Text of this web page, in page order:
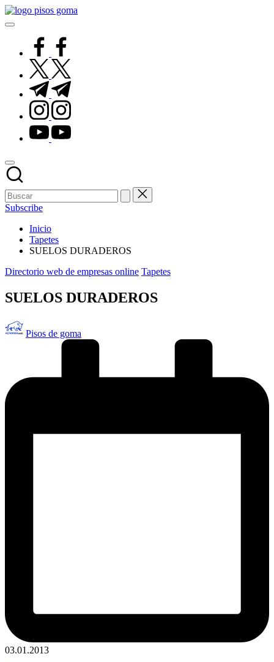
Saltar
al
facebook.com
twitter.com
t.me
instagram.com
youtube.com
Subscribe
Inicio
Tapetes
SUELOS DURADEROS
Publicado
Directorio web de empresas online Tapetes
SUELOS DURADEROS
Publicado
por
Pisos de goma
03.01.2013